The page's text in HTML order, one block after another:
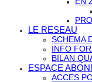
LE RESEAU
SCHEMA
INFO
BILAN
ESPACE
ACCES